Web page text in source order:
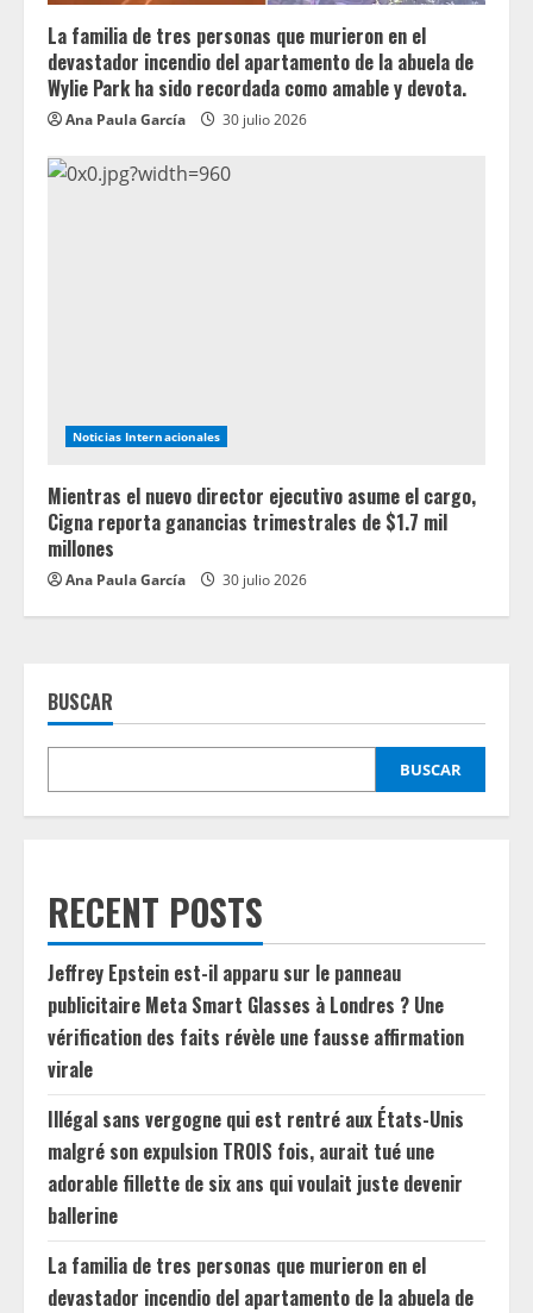
La familia de tres personas que murieron en el
devastador incendio del apartamento de la abuela de
Wylie Park ha sido recordada como amable y devota.
Ana Paula García 30 julio 2026
Noticias Internacionales
Mientras el nuevo director ejecutivo asume el cargo,
Cigna reporta ganancias trimestrales de $1.7 mil
millones
Ana Paula García 30 julio 2026
BUSCAR
BUSCAR
RECENT POSTS
Jeffrey Epstein est-il apparu sur le panneau
publicitaire Meta Smart Glasses à Londres ? Une
vérification des faits révèle une fausse affirmation
virale
Illégal sans vergogne qui est rentré aux États-Unis
malgré son expulsion TROIS fois, aurait tué une
adorable fillette de six ans qui voulait juste devenir
ballerine
La familia de tres personas que murieron en el
devastador incendio del apartamento de la abuela de